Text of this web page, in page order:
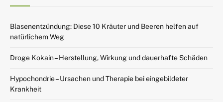
Blasenentzündung: Diese 10 Kräuter und Beeren helfen auf
natürlichem Weg
Droge Kokain – Herstellung, Wirkung und dauerhafte Schäden
Hypochondrie – Ursachen und Therapie bei eingebildeter
Krankheit